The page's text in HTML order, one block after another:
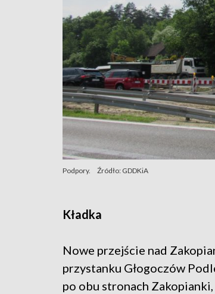
Podpory. Źródło: GDDKiA
Kładka
Nowe przejście nad
przystanku Głogoczów
po obu stronach